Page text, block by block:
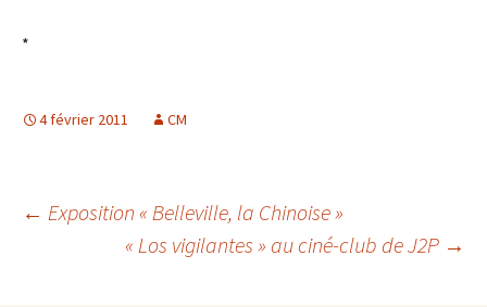
*
4 février 2011 CM
Navigation
← Exposition « Belleville, la Chinoise »
« Los vigilantes » au ciné-club de J2P →